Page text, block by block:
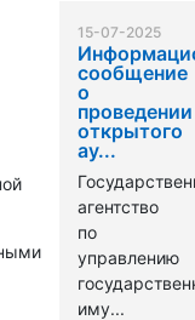
15-07-2025
сообщение
о
проведении
открытого
ау...
агентство
по
управлению
иму...